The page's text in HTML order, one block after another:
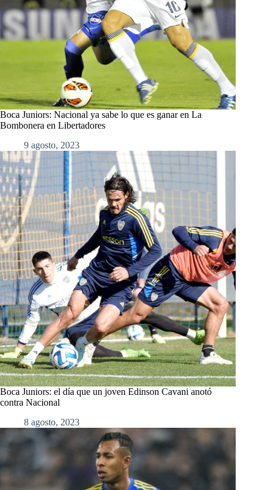
Boca Juniors: Nacional ya sabe lo que es ganar en La
Bombonera en Libertadores
9 agosto, 2023
Boca Juniors: el día que un joven Edinson Cavani anotó
contra Nacional
8 agosto, 2023